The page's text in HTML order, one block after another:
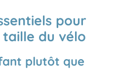
pour
du vélo
plutôt que